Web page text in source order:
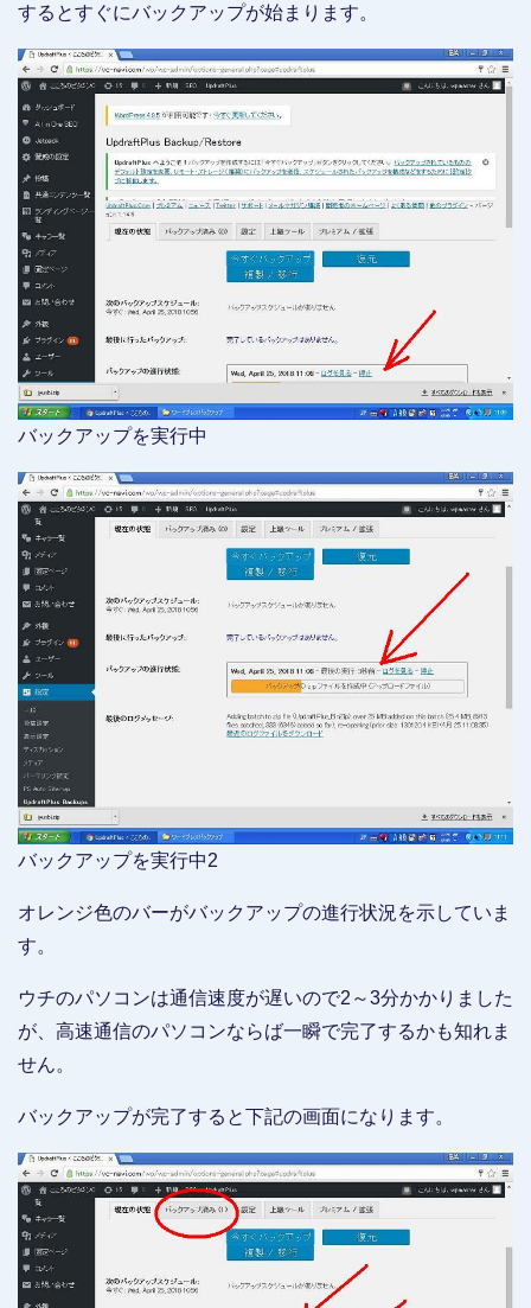
するとすぐにバックアップが始まります。
バックアップを実行中
バックアップを実行中2
オレンジ色のバーがバックアップの進行状況を示していま
す。
ウチのパソコンは通信速度が遅いので2～3分かかりました
が、高速通信のパソコンならば一瞬で完了するかも知れま
せん。
バックアップが完了すると下記の画面になります。